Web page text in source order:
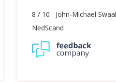
8 / 10
John-Michael
NedScand